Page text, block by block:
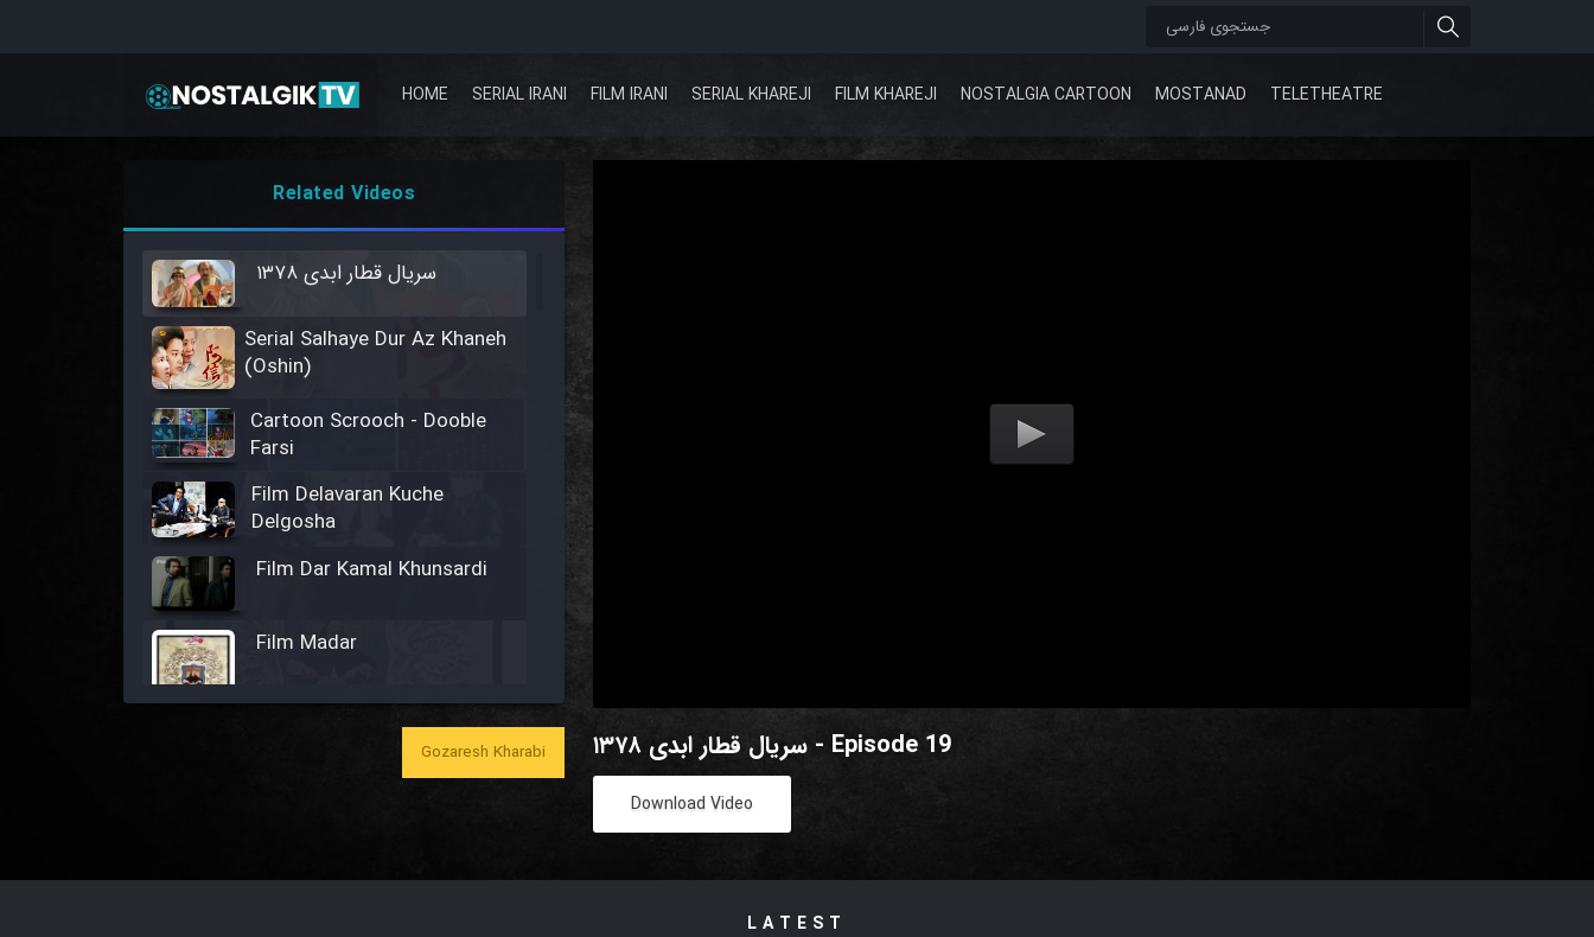
HOME SERIAL IRANI FILM IRANI SERIAL KHAREJI FILM KHAREJI NOSTALGIA CARTOON MOSTANAD TELETHEATRE
سریال قطار ابدی ۱۳۷۸ - Episode 19
Download Video
Related Videos
سریال قطار ابدی ۱۳۷۸
Serial Salhaye Dur Az Khaneh
(Oshin)
Cartoon Scrooch - Dooble
Farsi
Film Delavaran Kuche
Delgosha
Film Dar Kamal Khunsardi
Film Madar
Film Bozorg Kheily Bozorg
Gozaresh Kharabi
LATEST